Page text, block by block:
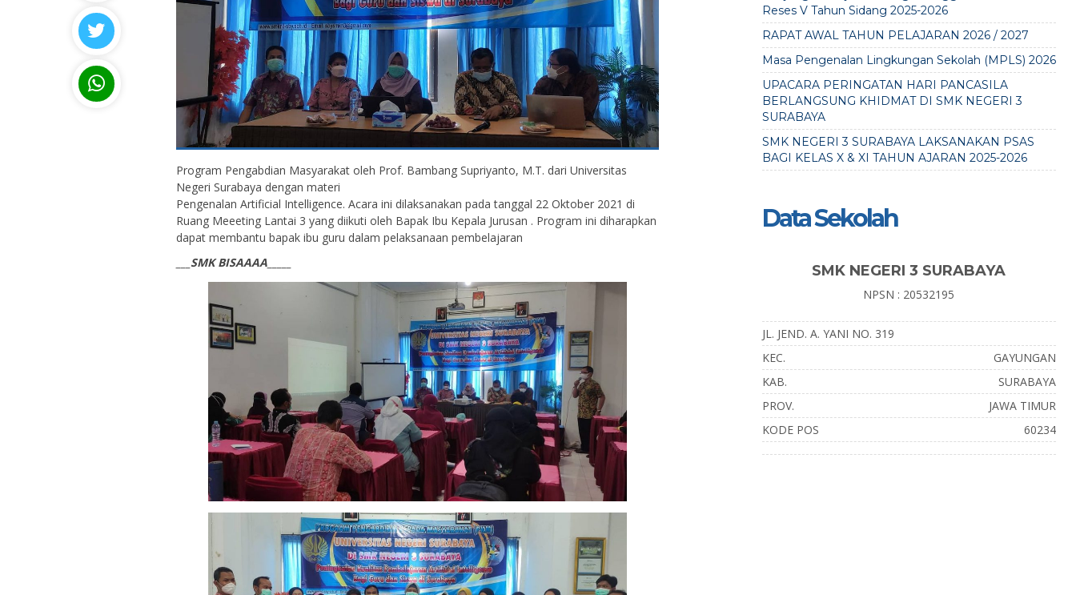
Program Pengabdian Masyarakat oleh Prof. Bambang Supriyanto, M.T. dari Universitas
Negeri Surabaya dengan materi
Pengenalan Artificial Intelligence. Acara ini dilaksanakan pada tanggal 22 Oktober 2021 di
Ruang Meeeting Lantai 3 yang diikuti oleh Bapak Ibu Kepala Jurusan . Program ini diharapkan
dapat membantu bapak ibu guru dalam pelaksanaan pembelajaran
___SMK BISAAAA_____
Reses V Tahun Sidang 2025-2026
RAPAT AWAL TAHUN PELAJARAN 2026 / 2027
Masa Pengenalan Lingkungan Sekolah (MPLS) 2026
UPACARA PERINGATAN HARI PANCASILA
BERLANGSUNG KHIDMAT DI SMK NEGERI 3
SURABAYA
SMK NEGERI 3 SURABAYA LAKSANAKAN PSAS
BAGI KELAS X & XI TAHUN AJARAN 2025-2026
Data Sekolah
SMK NEGERI 3 SURABAYA
NPSN : 20532195
JL. JEND. A. YANI NO. 319
KEC.
GAYUNGAN
KAB.
SURABAYA
PROV.
JAWA TIMUR
KODE POS
60234